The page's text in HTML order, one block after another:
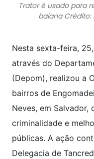
Trator é usado para
baiana Crédito:
Nesta sexta-feira,
através do
(Depom), realizou a
bairros de
Neves, em
criminalidade e
públicas. A ação
Delegacia de